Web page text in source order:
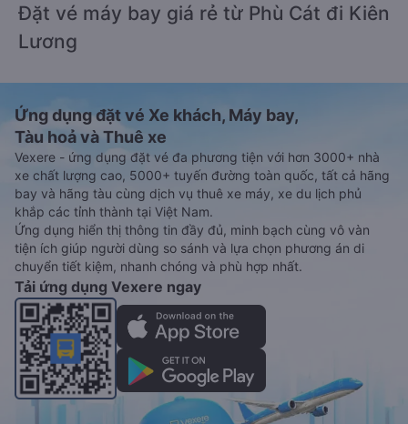
Đặt vé máy bay giá rẻ từ Phù Cát đi Kiên
Lương
Ứng dụng đặt vé Xe khách, Máy bay,
Tàu hoả và Thuê xe
Vexere - ứng dụng đặt vé đa phương tiện với hơn 3000+ nhà
xe chất lượng cao, 5000+ tuyến đường toàn quốc, tất cả hãng
bay và hãng tàu cùng dịch vụ thuê xe máy, xe du lịch phủ
khắp các tỉnh thành tại Việt Nam.
Ứng dụng hiển thị thông tin đầy đủ, minh bạch cùng vô vàn
tiện ích giúp người dùng so sánh và lựa chọn phương án di
chuyển tiết kiệm, nhanh chóng và phù hợp nhất.
Tải ứng dụng Vexere ngay